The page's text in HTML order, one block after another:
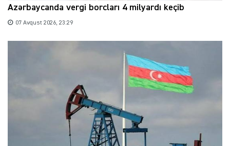
Azərbaycanda vergi borcları 4 milyardı keçib
07 Avqust 2026, 23:29